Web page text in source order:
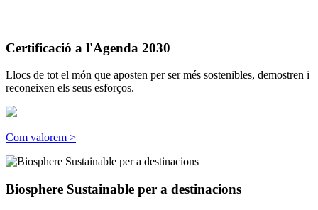
Certificació a l'Agenda 2030
Llocs de tot el món que aposten per ser més sostenibles, demostren i
reconeixen els seus esforços.
Com valorem >
Biosphere Sustainable per a destinacions